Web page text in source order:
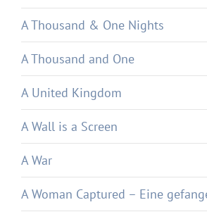
A Thousand & One Nights
A Thousand and One
A United Kingdom
A Wall is a Screen
A War
A Woman Captured – Eine